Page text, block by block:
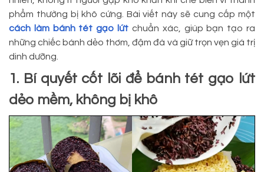
phẩm thường bị khô cứng. Bài viết này sẽ cung cấp một
cách làm bánh tét gạo lứt chuẩn xác, giúp bạn tạo ra
những chiếc bánh dẻo thơm, đậm đà và giữ trọn vẹn giá trị
dinh dưỡng.
1. Bí quyết cốt lõi để bánh tét gạo lứt
dẻo mềm, không bị khô